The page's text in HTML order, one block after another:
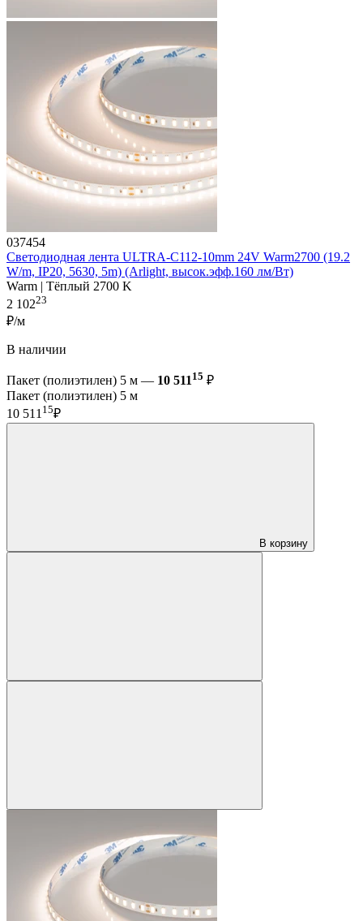
037454
Светодиодная лента ULTRA-C112-10mm 24V Warm2700 (19.2
W/m, IP20, 5630, 5m) (Arlight, высок.эфф.160 лм/Вт)
Warm | Тёплый 2700 K
2 10223
₽/м
В наличии
Пакет (полиэтилен) 5 м — 10 51115 ₽
Пакет (полиэтилен) 5 м
10 51115₽
В корзину